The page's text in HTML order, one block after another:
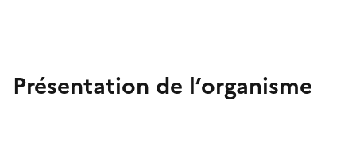
Présentation de l’organisme